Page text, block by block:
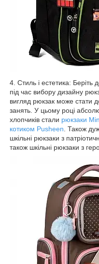
4. Стиль і естетика:
під час вибору дизайну
вигляд рюкзак може стати
занять. У цьому році
хлопчиків стали рюкзаки
котиком Pusheen . Також
шкільні рюкзаки з
також шкільні рюкзаки з